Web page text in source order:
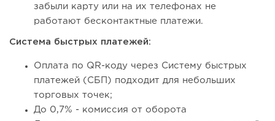
забыли карту или на их телефонах не
работают бесконтактные платежи.
Система быстрых платежей:
Оплата по QR-коду через Систему быстрых
платежей (СБП) подходит для небольших
торговых точек;
До 0,7% - комиссия от оборота